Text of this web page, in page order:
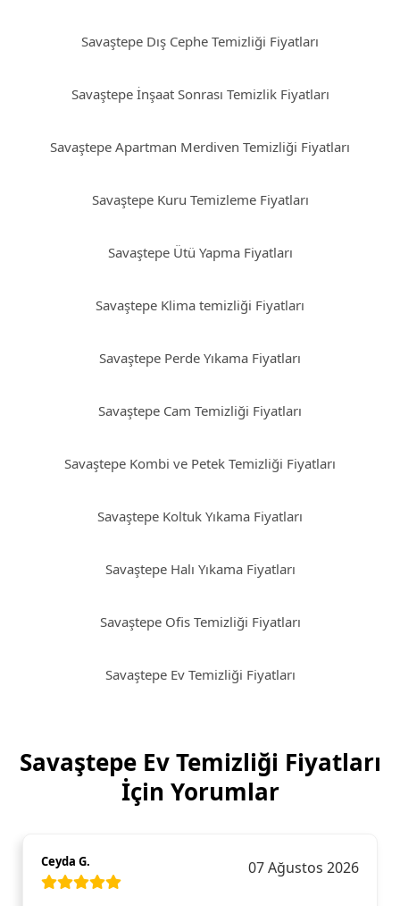
Savaştepe Dış Cephe Temizliği Fiyatları
Savaştepe İnşaat Sonrası Temizlik Fiyatları
Savaştepe Apartman Merdiven Temizliği Fiyatları
Savaştepe Kuru Temizleme Fiyatları
Savaştepe Ütü Yapma Fiyatları
Savaştepe Klima temizliği Fiyatları
Savaştepe Perde Yıkama Fiyatları
Savaştepe Cam Temizliği Fiyatları
Savaştepe Kombi ve Petek Temizliği Fiyatları
Savaştepe Koltuk Yıkama Fiyatları
Savaştepe Halı Yıkama Fiyatları
Savaştepe Ofis Temizliği Fiyatları
Savaştepe Ev Temizliği Fiyatları
Savaştepe Ev Temizliği Fiyatları
İçin Yorumlar
Ceyda G. 07 Ağustos 2026